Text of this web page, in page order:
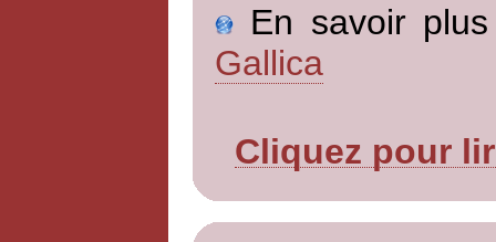
En savoir
Gallica
Cliquez pour